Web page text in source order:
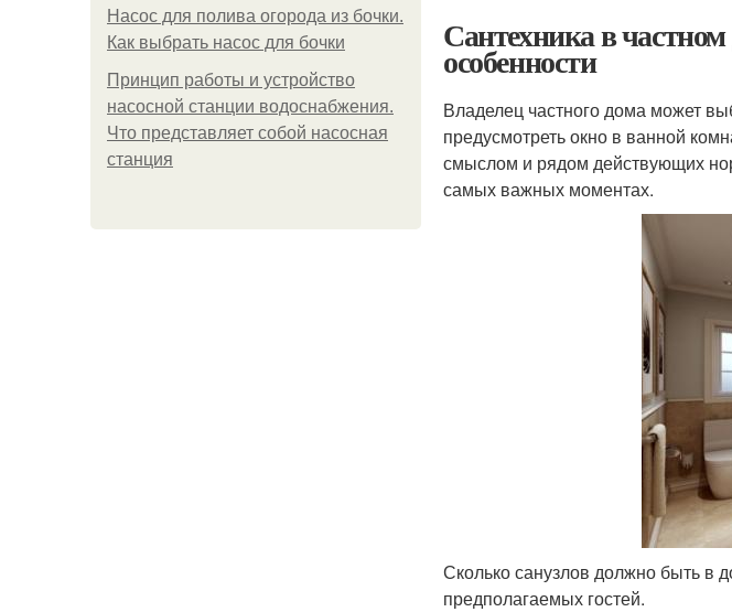
Насос для полива огорода из бочки.
Как выбрать насос для бочки
Принцип работы и устройство
насосной станции водоснабжения.
Что представляет собой насосная
станция
Сантехника в
особенности
Владелец частного дома может
предусмотреть окно в ванной
смыслом и рядом действующих
самых важных моментах.
Сколько санузлов должно быть в
предполагаемых гостей.